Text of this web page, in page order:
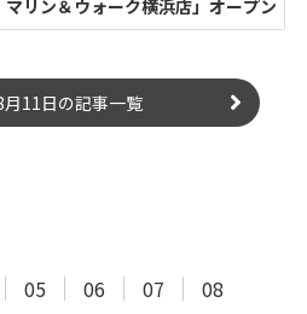
マリン＆ウォーク横浜店」オープン
11日の記事一覧
05 06 07 08